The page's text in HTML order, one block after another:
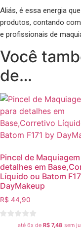
Aliás, é essa energia
produtos, contando
e profissionais de
Você
de…
Pincel de
detalhes em
Líquido ou Batom
DayMakeup
R$ 44,90
até 6x de R$7,48 sem